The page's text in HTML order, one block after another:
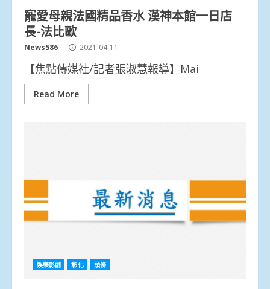
寵愛母親法國精品香水 漢神本館一日店
長-法比歐
News586 2021-04-11
【焦點傳媒社/記者張淑慧報導】Mai
Read More
娛樂影劇 彰化 頭條